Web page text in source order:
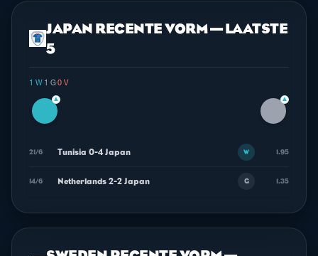
JAPAN RECENTE VORM — LAATSTE
5
1 W· 1 G·0 V
▲ ▲
21/6 Tunisia 0-4 Japan W 1.95
14/6 Netherlands 2-2 Japan G 1.35